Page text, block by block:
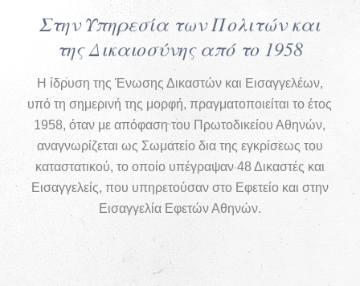
Στην Υπηρεσία των Πολιτών και
της Δικαιοσύνης από το 1958
Η ίδρυση της Ένωσης Δικαστών και Εισαγγελέων,
υπό τη σημερινή της μορφή, πραγματοποιείται το έτος
1958, όταν με απόφαση του Πρωτοδικείου Αθηνών,
αναγνωρίζεται ως Σωματείο δια της εγκρίσεως του
καταστατικού, το οποίο υπέγραψαν 48 Δικαστές και
Εισαγγελείς, που υπηρετούσαν στο Εφετείο και στην
Εισαγγελία Εφετών Αθηνών.